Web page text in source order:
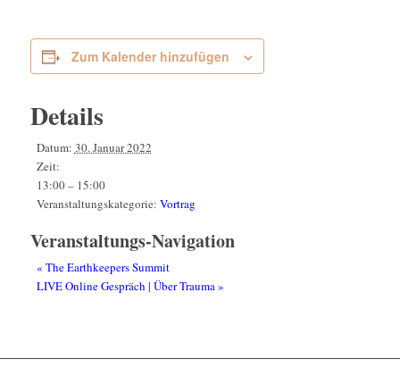
Zum Kalender hinzufügen
Details
Datum: 30. Januar 2022
Zeit:
13:00 – 15:00
Veranstaltungskategorie: Vortrag
Veranstaltungs-Navigation
« The Earthkeepers Summit
LIVE Online Gespräch | Über Trauma»